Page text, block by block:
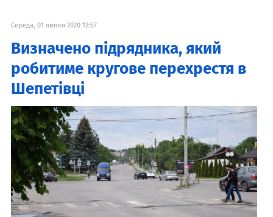
Середа, 01 липня 2020 12:57
Визначено підрядника, який
робитиме кругове перехрестя в
Шепетівці